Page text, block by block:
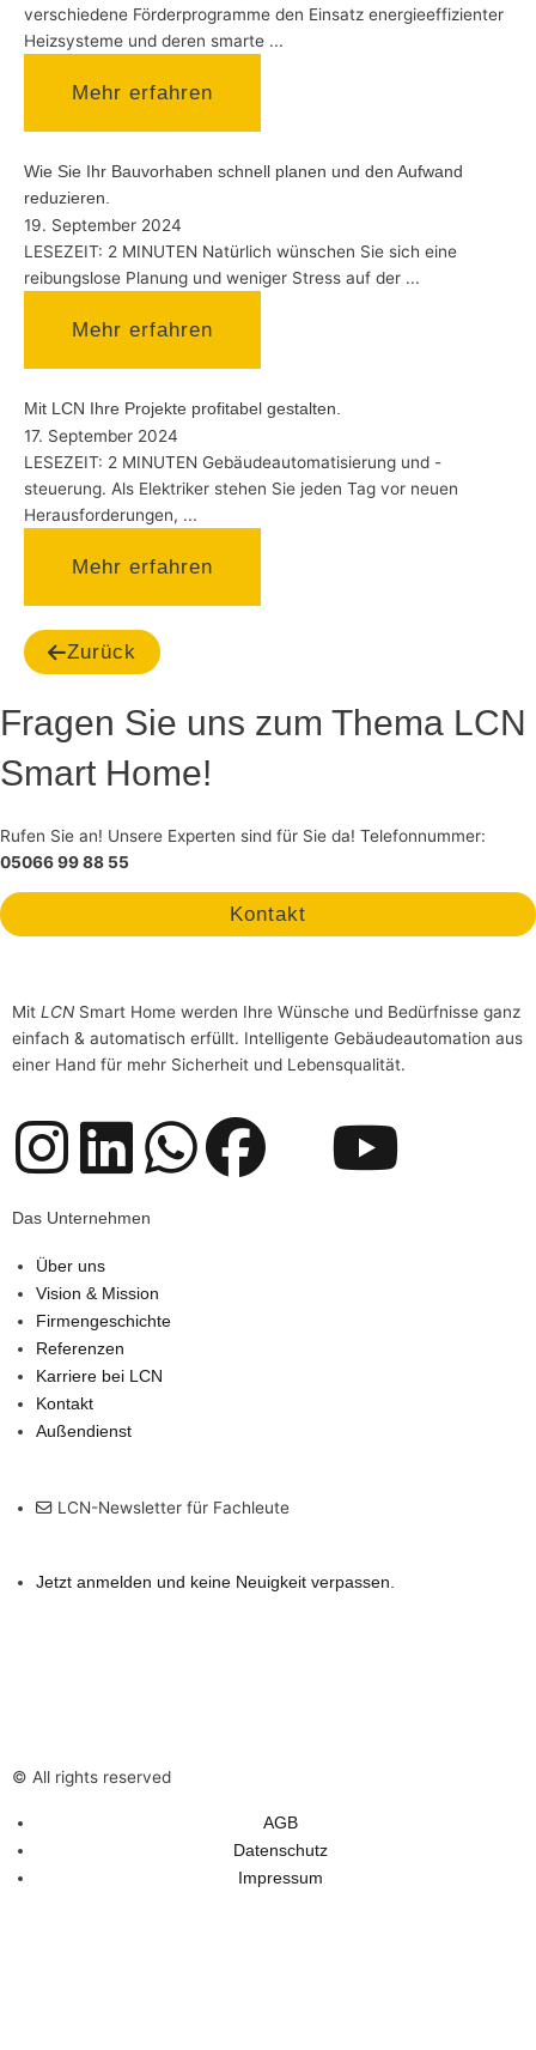
verschiedene Förderprogramme den Einsatz energieeffizienter
Heizsysteme und deren smarte ...
Mehr erfahren
Wie Sie Ihr Bauvorhaben schnell planen und den Aufwand
reduzieren.
19. September 2024
LESEZEIT: 2 MINUTEN Natürlich wünschen Sie sich eine
reibungslose Planung und weniger Stress auf der ...
Mehr erfahren
Mit LCN Ihre Projekte profitabel gestalten.
17. September 2024
LESEZEIT: 2 MINUTEN Gebäudeautomatisierung und -
steuerung. Als Elektriker stehen Sie jeden Tag vor neuen
Herausforderungen, ...
Mehr erfahren
Zurück
Fragen Sie uns zum Thema LCN
Smart Home!
Rufen Sie an! Unsere Experten sind für Sie da! Telefonnummer:
05066 99 88 55
Kontakt
Mit LCN Smart Home werden Ihre Wünsche und Bedürfnisse ganz
einfach & automatisch erfüllt. Intelligente Gebäudeautomation aus
einer Hand für mehr Sicherheit und Lebensqualität.
I
n
s
t
a
g
r
a
L
i
k
e
d
i
n
W
t
p
p
F
o
k
D
D
t
Y
Das Unternehmen
Über uns
Vision & Mission
Firmengeschichte
Referenzen
Karriere bei LCN
Kontakt
Außendienst
LCN-Newsletter für Fachleute
Jetzt anmelden und keine Neuigkeit verpassen.
© All rights reserved
AGB
Datenschutz
Impressum